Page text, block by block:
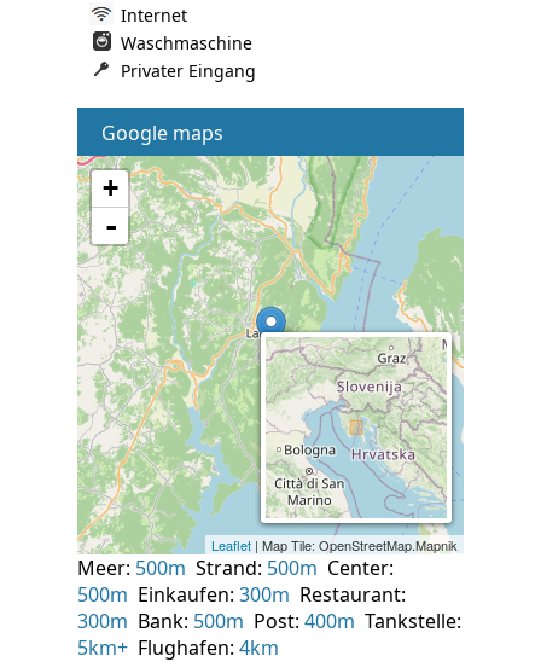
Internet
Waschmaschine
Privater Eingang
Google maps
Meer: 500m Strand: 500m Center:
500m Einkaufen: 300m Restaurant:
300m Bank: 500m Post: 400m Tankstelle:
5km+ Flughafen: 4km